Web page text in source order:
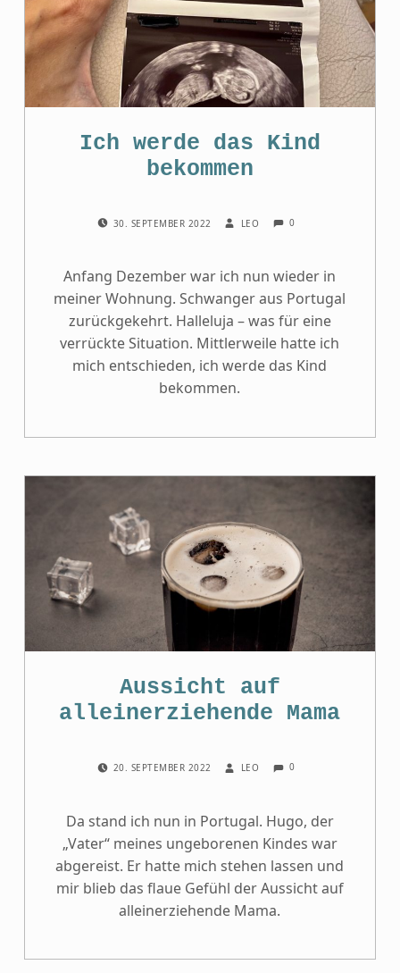
Ich werde das Kind
bekommen
30. SEPTEMBER 2022 LEO 0
Anfang Dezember war ich nun wieder in
meiner Wohnung. Schwanger aus Portugal
zurückgekehrt. Halleluja – was für eine
verrückte Situation. Mittlerweile hatte ich
mich entschieden, ich werde das Kind
bekommen.
Aussicht auf
alleinerziehende Mama
20. SEPTEMBER 2022 LEO 0
Da stand ich nun in Portugal. Hugo, der
„Vater“ meines ungeborenen Kindes war
abgereist. Er hatte mich stehen lassen und
mir blieb das flaue Gefühl der Aussicht auf
alleinerziehende Mama.